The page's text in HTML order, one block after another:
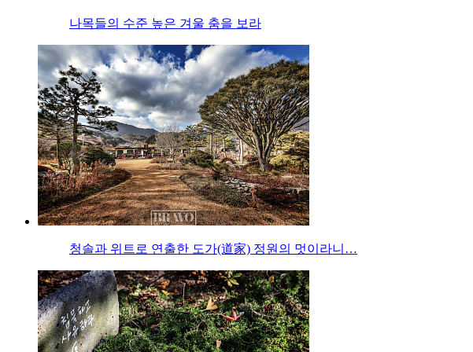
나목들의 수준 높은 겨울 춤을 보라
청솔과 위트로 연출한 도가(道家) 정원의 멋이라니…